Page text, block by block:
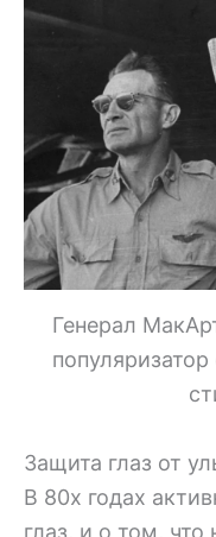
Генерал
Защита глаз от
В 80х годах
глаз, и о том,